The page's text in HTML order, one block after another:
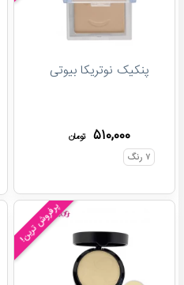
پنکیک نوتریکا بیوتی
۵۱۰,۰۰۰
تومان
۷ رنگ
پرفروش ترین!